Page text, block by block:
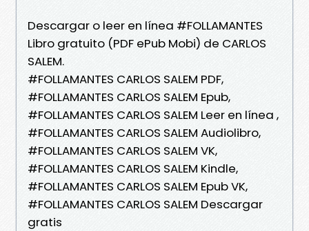
Descargar o leer en línea #FOLLAMANTES
Libro gratuito (PDF ePub Mobi) de CARLOS
SALEM.
#FOLLAMANTES CARLOS SALEM PDF,
#FOLLAMANTES CARLOS SALEM Epub,
#FOLLAMANTES CARLOS SALEM Leer en línea ,
#FOLLAMANTES CARLOS SALEM Audiolibro,
#FOLLAMANTES CARLOS SALEM VK,
#FOLLAMANTES CARLOS SALEM Kindle,
#FOLLAMANTES CARLOS SALEM Epub VK,
#FOLLAMANTES CARLOS SALEM Descargar
gratis